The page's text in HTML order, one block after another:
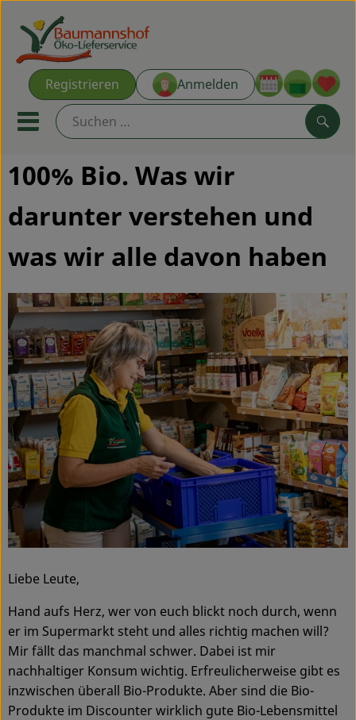
Registrieren Anmelden
Mobiles Menu öffnen oder
Ökokisten
Kochkisten
NEU & ANGEBOT
THEMENWELTEN
AUS DER REGION
Ökokisten
Obst & Gemüse
Kühltheke
Backwaren
Haltbares
Getränke
Drogerie
So geht's
Über uns
Blog & Aktuelles
100% Bio. Was wir
darunter verstehen und
was wir alle davon haben
Liebe Leute,
Hand aufs Herz, wer von euch blickt noch durch, wenn
er im Supermarkt steht und alles richtig machen will?
Mir fällt das manchmal schwer. Dabei ist mir
nachhaltiger Konsum wichtig. Erfreulicherweise gibt es
inzwischen überall Bio-Produkte. Aber sind die Bio-
Produkte im Discounter wirklich gute Bio-Lebensmittel